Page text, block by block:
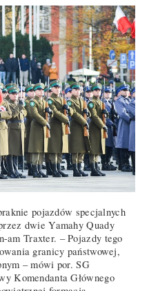
pojazdów specjalnych
dwie Yamahy Quady
am Traxter. – Pojazdy tego
granicy państwowej,
– mówi por. SG
Komendanta Głównego